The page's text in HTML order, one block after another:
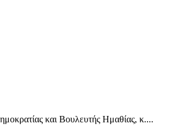
και Βουλευτής Ημαθίας, κ....